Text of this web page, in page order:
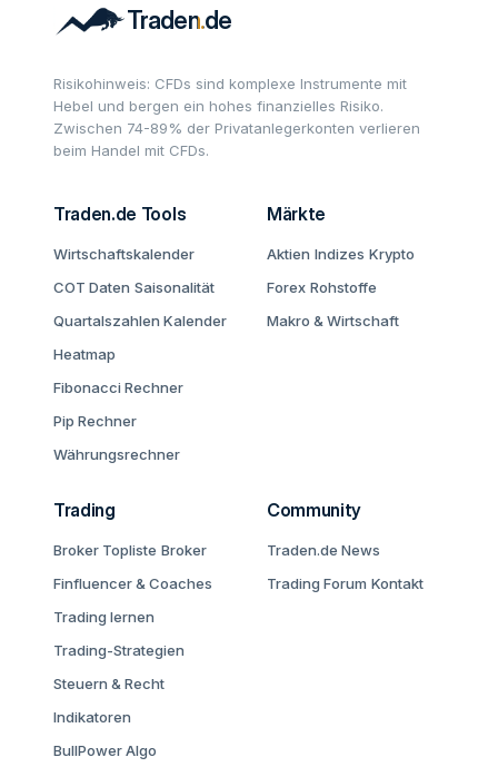
Risikohinweis: CFDs sind komplexe Instrumente mit
Hebel und bergen ein hohes finanzielles Risiko.
Zwischen 74-89% der Privatanlegerkonten verlieren
beim Handel mit CFDs.
Traden.de Tools
Wirtschaftskalender
COT Daten Saisonalität
Quartalszahlen Kalender
Heatmap
Fibonacci Rechner
Pip Rechner
Währungsrechner
Märkte
Aktien Indizes Krypto
Forex Rohstoffe
Makro & Wirtschaft
Trading
Broker Topliste Broker
Finfluencer & Coaches
Trading lernen
Trading-Strategien
Steuern & Recht
Indikatoren
BullPower Algo
Community
Traden.de News
Trading Forum Kontakt